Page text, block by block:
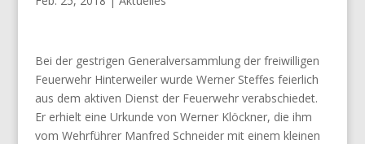
Bei der gestrigen Generalversammlung der freiwilligen
Feuerwehr Hinterweiler wurde Werner Steffes feierlich
aus dem aktiven Dienst der Feuerwehr verabschiedet.
Er erhielt eine Urkunde von Werner Klöckner, die ihm
vom Wehrführer Manfred Schneider mit einem kleinen